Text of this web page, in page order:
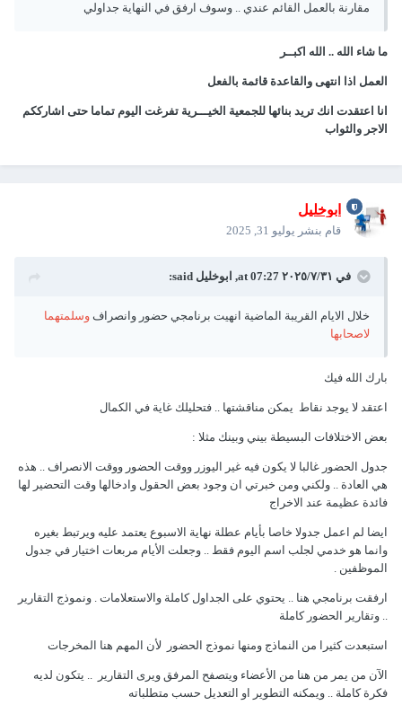
مقارنة بالعمل القائم عندي .. وسوف ارفق في النهاية جداولي
ما شاء الله .. الله اكبــر
العمل اذا انتهى والقاعدة قائمة بالفعل
انا اعتقدت انك تريد بنائها للجمعية الخيـــرية تفرغت اليوم تماما حتى اشارككم
الاجر والثواب
ابوخليل
قام بنشر يوليو 31, 2025
في ٣١‏/٧‏/٢٠٢٥ at 07:27, ابوخليل said:
خلال الايام القريبة الماضية انهيت برنامجي حضور وانصراف وسلمتهما
لاصحابها
بارك الله فيك
اعتقد لا يوجد نقاط يمكن مناقشتها .. فتحليلك غاية في الكمال
بعض الاختلافات البسيطة بيني وبينك مثلا:
جدول الحضور غالبا لا يكون فيه غير اليوزر ووقت الحضور ووقت الانصراف .. هذه
هي العادة .. ولكني ومن خبرتي ان وجود بعض الحقول وادخالها وقت التحضير لها
فائدة عظيمة عند الاخراج
ايضا لم اعمل جدولا خاصا بأيام عطلة نهاية الاسبوع يعتمد عليه ويرتبط بغيره
وانما هو خدمي لجلب اسم اليوم فقط .. وجعلت الأيام مربعات اختيار في جدول
الموظفين .
ارفقت برنامجي هنا .. يحتوي على الجداول كاملة والاستعلامات . ونموذج التقارير
.. وتقارير الحضور كاملة
استبعدت كثيرا من النماذج ومنها نموذج الحضور لأن المهم هنا المخرجات
الآن من يمر من هنا من الأعضاء ويتصفح المرفق ويرى التقارير .. يتكون لديه
فكرة كاملة .. ويمكنه التطوير او التعديل حسب متطلباته